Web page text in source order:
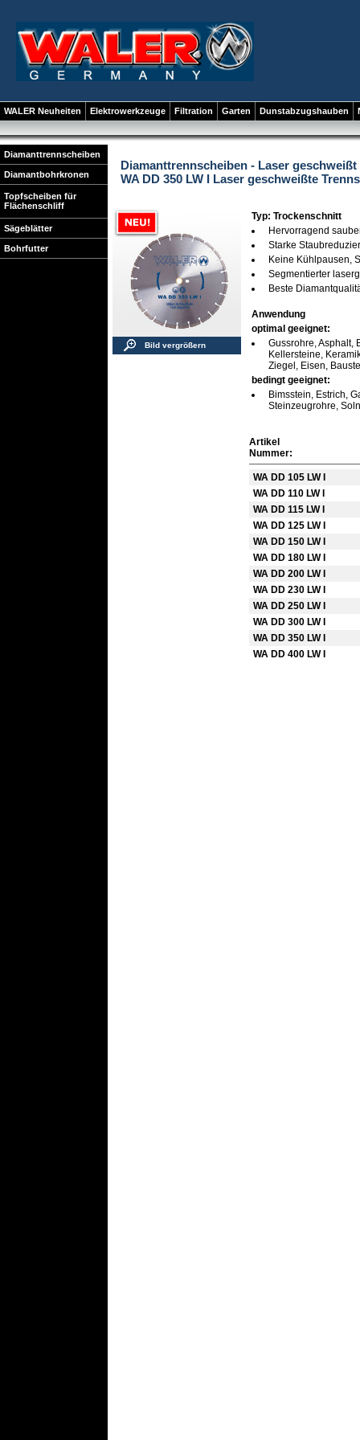
WALER Neuheiten Elektrowerkzeuge Filtration Garten Dunstabzugshauben
Diamanttrennscheiben
Diamantbohrkronen
Topfscheiben für
Flächenschliff
Sägeblätter
Bohrfutter
Diamanttrennscheiben - Laser geschweißt
WA DD 350 LW I Laser geschweißte
Bild vergrößern
Typ: Trockenschnitt
Hervorragend
Starke
Keine Kühlpausen,
Segmentierter
Beste
Anwendung
optimal geeignet:
Gussrohre, Asphalt,
Kellersteine,
Ziegel, Eisen,
bedingt geeignet:
Bimsstein, Estrich,
Steinzeugrohre,
Artikel
Nummer:
WA DD 105 LW I
WA DD 110 LW I
WA DD 115 LW I
WA DD 125 LW I
WA DD 150 LW I
WA DD 180 LW I
WA DD 200 LW I
WA DD 230 LW I
WA DD 250 LW I
WA DD 300 LW I
WA DD 350 LW I
WA DD 400 LW I